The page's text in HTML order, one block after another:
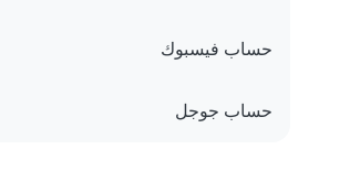
حساب فيسبوك
حساب جوجل